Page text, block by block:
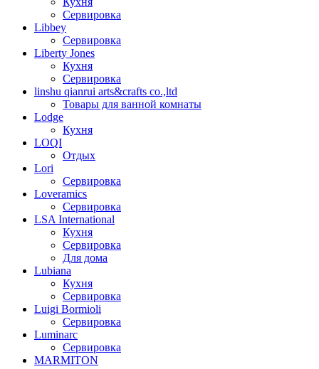
Сервировка
Libbey
Сервировка
Liberty Jones
Кухня
Сервировка
linshu qianrui arts&crafts co.,ltd
Товары для ванной комнаты
Lodge
Кухня
LOQI
Отдых
Lori
Сервировка
Loveramics
Сервировка
LSA International
Кухня
Сервировка
Для дома
Lubiana
Кухня
Сервировка
Luigi Bormioli
Сервировка
Luminarc
Сервировка
MARMITON